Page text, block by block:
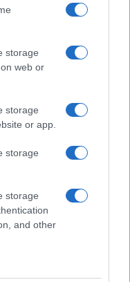
storage
web or
storage
or app.
storage
storage
and other
Leggi i commenti